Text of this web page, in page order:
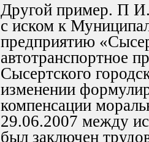
Другой пример. П
с иском к
предприятию
автотранспортное
Сысертского
изменении
компенсации
29.06.2007 между
был заключен